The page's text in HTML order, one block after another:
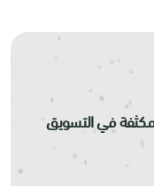
مكثفة في التسويق